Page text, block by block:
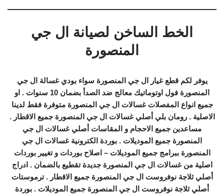
الخط الساخن لصيانة ال جي
المنصورة
يوفر لكم قطع غيار ال جي المنصورة سواء بودي غسالة ال جي
المنصورة فول اوتوماتيك معالج ضد الصدأ بضمان 10 سنوات . او
جميع انواع المفصلات غسالات ال جي المنصورة متوفرة فقط لدينا
الاصلية . رومان بلي أصلي غسالات ال جي المنصورة جميع الاقطار .
مساعدين جميع الاحجام و المقاسات أصلي غسالات ال جي
المنصورة جميع الموديلات . بوردة الكترونية غسالات ال جي
المنصورة ببرامج جميع الموديلات – اصلاح بوردات و تغيير بوردات
اصلية من غسالات ال جي المنصورة جديدة تقطيع بالضمان . ادراج
أصلي ثلاجة نوفروست ال جي المنصورة جميع الاقطار . ترموستات
أصلي ثلاجة نوفروست ال جي المنصورة جميع الموديلات . بوردة